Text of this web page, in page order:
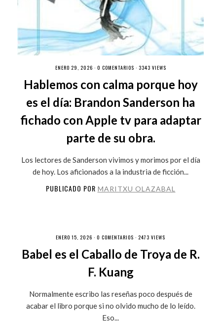
ENERO 29, 2026 · 0 COMENTARIOS · 3343 VIEWS
Hablemos con calma porque hoy
es el día: Brandon Sanderson ha
fichado con Apple tv para adaptar
parte de su obra.
Los lectores de Sanderson vivimos y morimos por el día
de hoy. Los aficionados a la industria de ficción...
PUBLICADO POR MARITXU OLAZABAL
ENERO 15, 2026 · 0 COMENTARIOS · 2473 VIEWS
Babel es el Caballo de Troya de R.
F. Kuang
Normalmente escribo las reseñas poco después de
acabar el libro porque si no olvido mucho de lo leído.
Eso...